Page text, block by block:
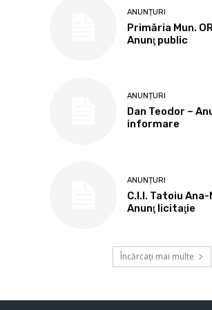
ANUNȚURI
Primăria Mun.
Anunţ public
ANUNȚURI
Dan Teodor –
informare
ANUNȚURI
C.I.I. Tatoiu Ana-
Anunţ licitaţie
Încărcați mai multe